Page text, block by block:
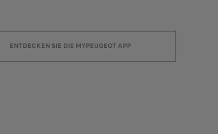
ENTDECKEN SIE DIE MYPEUGEOT APP